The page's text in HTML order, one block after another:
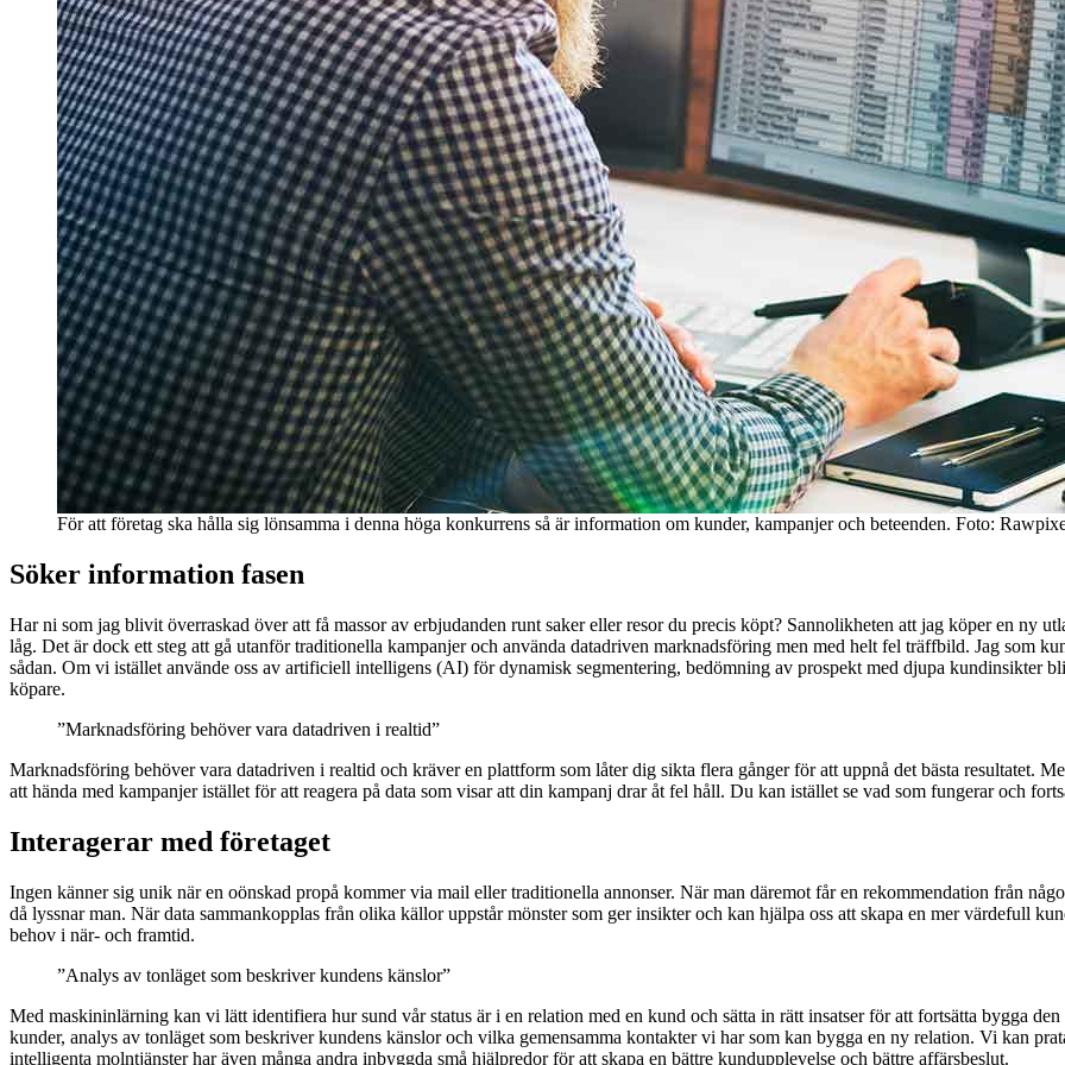
För att företag ska hålla sig lönsamma i denna höga konkurrens så är information om kunder, kampanjer och beteenden. Foto:
Söker information fasen
Har ni som jag blivit överraskad över att få massor av erbjudanden runt saker eller resor du precis köpt? Sannolikheten att jag köper en ny
låg. Det är dock ett steg att gå utanför traditionella kampanjer och använda datadriven marknadsföring men med helt fel träffbild. Jag som
sådan. Om vi istället använde oss av artificiell intelligens (AI) för dynamisk segmentering, bedömning av prospekt med djupa kundinsikter
köpare.
”Marknadsföring behöver vara datadriven i realtid”
Marknadsföring behöver vara datadriven i realtid och kräver en plattform som låter dig sikta flera gånger för att uppnå det bästa resultatet.
att hända med kampanjer istället för att reagera på data som visar att din kampanj drar åt fel håll. Du kan istället se vad som fungerar och
Interagerar med företaget
Ingen känner sig unik när en oönskad propå kommer via mail eller traditionella annonser. När man däremot får en rekommendation från
då lyssnar man. När data sammankopplas från olika källor uppstår mönster som ger insikter och kan hjälpa oss att skapa en mer värdefull
behov i när- och framtid.
”Analys av tonläget som beskriver kundens känslor”
Med maskininlärning kan vi lätt identifiera hur sund vår status är i en relation med en kund och sätta in rätt insatser för att fortsätta bygga
kunder, analys av tonläget som beskriver kundens känslor och vilka gemensamma kontakter vi har som kan bygga en ny relation. Vi kan
intelligenta molntjänster har även många andra inbyggda små hjälpredor för att skapa en bättre kundupplevelse och bättre affärsbeslut.